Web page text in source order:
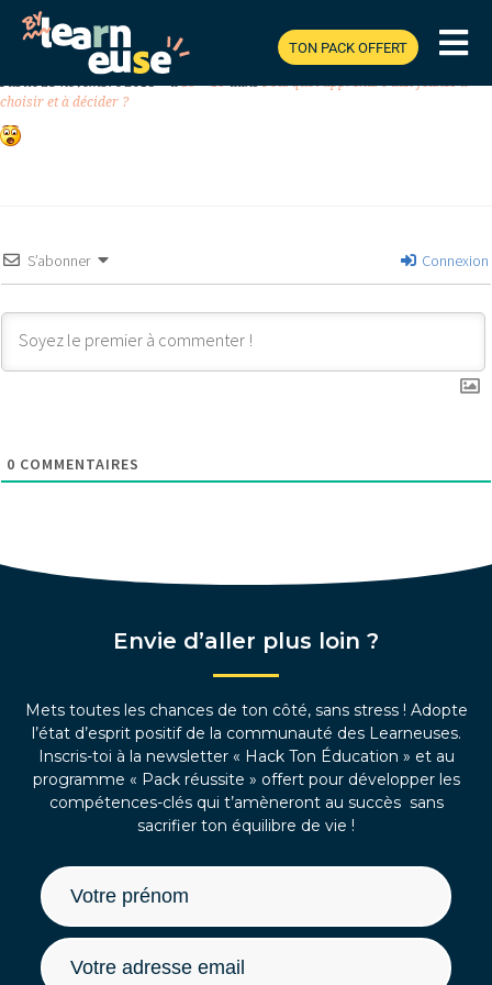
TON PACK OFFERT
Next
Publié23 novembre 2018 à19 × 19dansPourquoi apprendre aux jeunes à
choisir et à décider ?
S’abonner Connexion
0 COMMENTAIRES
Envie d’aller plus loin ?
Mets toutes les chances de ton côté, sans stress ! Adopte
l’état d’esprit positif de la communauté des Learneuses.
Inscris-toi à la newsletter « Hack Ton Éducation » et au
programme « Pack réussite » offert pour développer les
compétences-clés qui t’amèneront au succès sans
sacrifier ton équilibre de vie !